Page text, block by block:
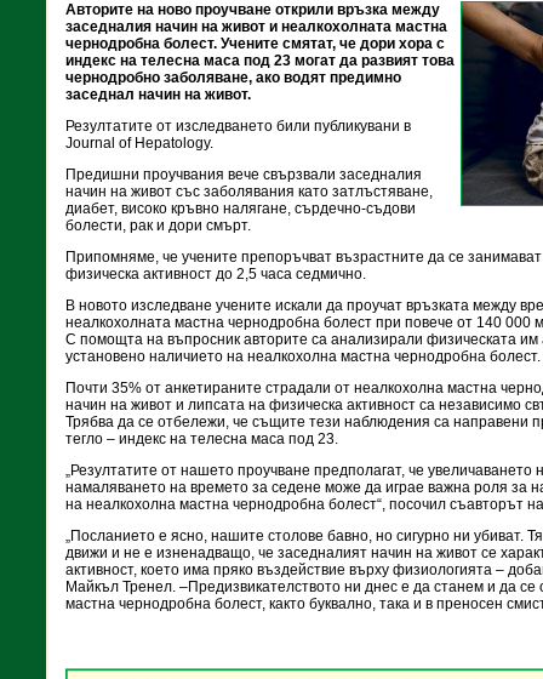
Авторите на ново проучване открили връзка между
заседналия начин на живот и неалкохолната мастна
чернодробна болест. Учените смятат, че дори хора с
индекс на телесна маса под 23 могат да развият това
чернодробно заболяване, ако водят предимно
заседнал начин на живот.
Резултатите от изследването били публикувани в
Journal of Hepatology.
Предишни проучвания вече свързвали заседналия
начин на живот със заболявания като затлъстяване,
диабет, високо кръвно налягане, сърдечно-съдови
болести, рак и дори смърт.
Припомняме, че учените препоръчват възрастните да се
физическа активност до 2,5 часа седмично.
В новото изследване учените искали да проучат връзката между
неалкохолната мастна чернодробна болест при повече от 140 000
С помощта на въпросник авторите са анализирали физическата им
установено наличието на неалкохолна мастна чернодробна болест.
Почти 35% от анкетираните страдали от неалкохолна мастна
начин на живот и липсата на физическа активност са независимо
Трябва да се отбележи, че същите тези наблюдения са направени
тегло – индекс на телесна маса под 23.
„Резултатите от нашето проучване предполагат, че увеличаването
намаляването на времето за седене може да играе важна роля за
на неалкохолна мастна чернодробна болест“, посочил съавторът
„Посланието е ясно, нашите столове бавно, но сигурно ни убиват.
движи и не е изненадващо, че заседналият начин на живот се
активност, което има пряко въздействие върху физиологията –
Майкъл Тренел. –Предизвикателството ни днес е да станем и да се
мастна чернодробна болест, както буквално, така и в преносен